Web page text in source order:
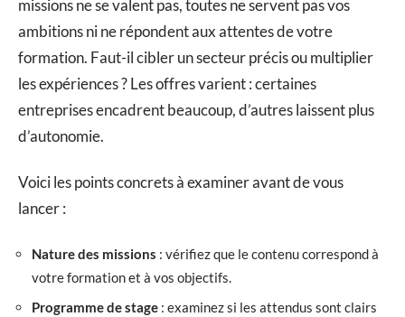
missions ne se valent pas, toutes ne servent pas vos
ambitions ni ne répondent aux attentes de votre
formation. Faut-il cibler un secteur précis ou multiplier
les expériences ? Les offres varient : certaines
entreprises encadrent beaucoup, d’autres laissent plus
d’autonomie.
Voici les points concrets à examiner avant de vous
lancer :
Nature des missions : vérifiez que le contenu correspond à
votre formation et à vos objectifs.
Programme de stage : examinez si les attendus sont clairs